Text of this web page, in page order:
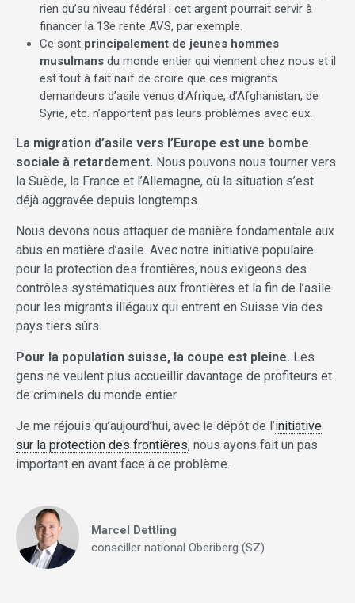
rien qu’au niveau fédéral ; cet argent pourrait servir à
financer la 13e rente AVS, par exemple.
Ce sont principalement de jeunes hommes
musulmans du monde entier qui viennent chez nous et il
est tout à fait naïf de croire que ces migrants
demandeurs d’asile venus d’Afrique, d’Afghanistan, de
Syrie, etc. n’apportent pas leurs problèmes avec eux.
La migration d’asile vers l’Europe est une bombe
sociale à retardement. Nous pouvons nous tourner vers
la Suède, la France et l’Allemagne, où la situation s’est
déjà aggravée depuis longtemps.
Nous devons nous attaquer de manière fondamentale aux
abus en matière d’asile. Avec notre initiative populaire
pour la protection des frontières, nous exigeons des
contrôles systématiques aux frontières et la fin de l’asile
pour les migrants illégaux qui entrent en Suisse via des
pays tiers sûrs.
Pour la population suisse, la coupe est pleine. Les
gens ne veulent plus accueillir davantage de profiteurs et
de criminels du monde entier.
Je me réjouis qu’aujourd’hui, avec le dépôt de l’initiative
sur la protection des frontières, nous ayons fait un pas
important en avant face à ce problème.
Marcel Dettling
conseiller national Oberiberg (SZ)